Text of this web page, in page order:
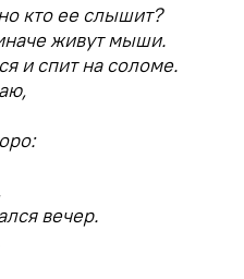
кто ее слышит?
живут мыши.
и спит на соломе.
вечер.